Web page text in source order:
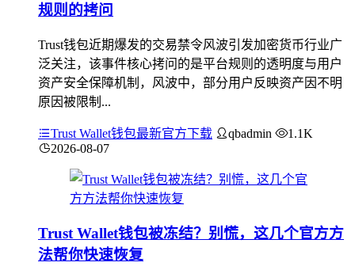
规则的拷问
Trust钱包近期爆发的交易禁令风波引发加密货币行业广
泛关注，该事件核心拷问的是平台规则的透明度与用户
资产安全保障机制，风波中，部分用户反映资产因不明
原因被限制...
Trust Wallet钱包最新官方下载 qbadmin
1.1K
2026-08-07
Trust Wallet钱包被冻结？别慌，这几个官方方
法帮你快速恢复